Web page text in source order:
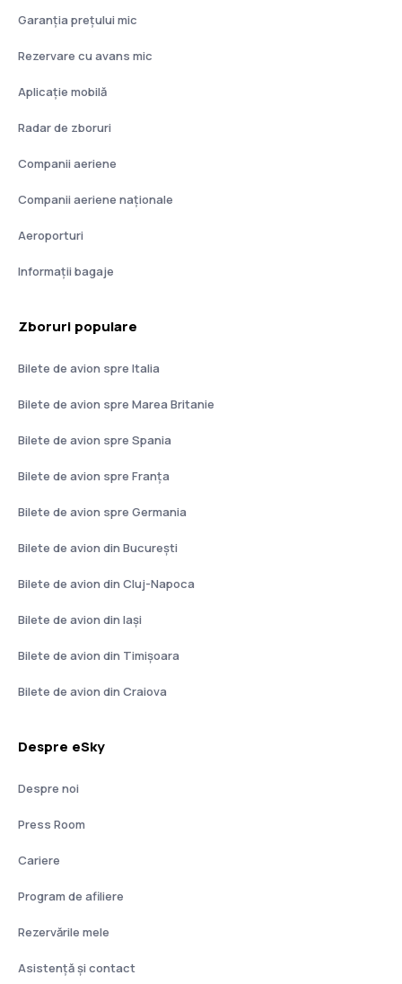
Garanția prețului mic
Rezervare cu avans mic
Aplicație mobilă
Radar de zboruri
Companii aeriene
Companii aeriene naţionale
Aeroporturi
Informații bagaje
Zboruri populare
Bilete de avion spre Italia
Bilete de avion spre Marea Britanie
Bilete de avion spre Spania
Bilete de avion spre Franţa
Bilete de avion spre Germania
Bilete de avion din București
Bilete de avion din Cluj-Napoca
Bilete de avion din Iași
Bilete de avion din Timișoara
Bilete de avion din Craiova
Despre eSky
Despre noi
Press Room
Cariere
Program de afiliere
Rezervările mele
Asistenţă şi contact